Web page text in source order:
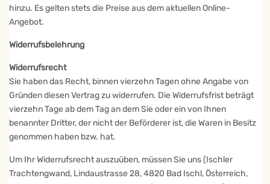
hinzu. Es gelten stets die Preise aus dem aktuellen Online-
Angebot.
Widerrufsbelehrung
Widerrufsrecht
Sie haben das Recht, binnen vierzehn Tagen ohne Angabe von
Gründen diesen Vertrag zu widerrufen. Die Widerrufsfrist beträgt
vierzehn Tage ab dem Tag an dem Sie oder ein von Ihnen
benannter Dritter, der nicht der Beförderer ist, die Waren in Besitz
genommen haben bzw. hat.
Um Ihr Widerrufsrecht auszuüben, müssen Sie uns (Ischler
Trachtengwand, Lindaustrasse 28, 4820 Bad Ischl, Österreich,